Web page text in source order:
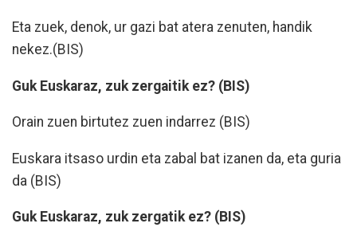
Eta zuek, denok, ur gazi bat atera zenuten, handik
nekez.(BIS)
Guk Euskaraz, zuk zergaitik ez? (BIS)
Orain zuen birtutez zuen indarrez (BIS)
Euskara itsaso urdin eta zabal bat izanen da, eta guria
da (BIS)
Guk Euskaraz, zuk zergatik ez? (BIS)